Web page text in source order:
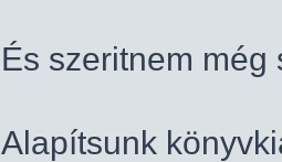
És szeritnem
Alapítsunk